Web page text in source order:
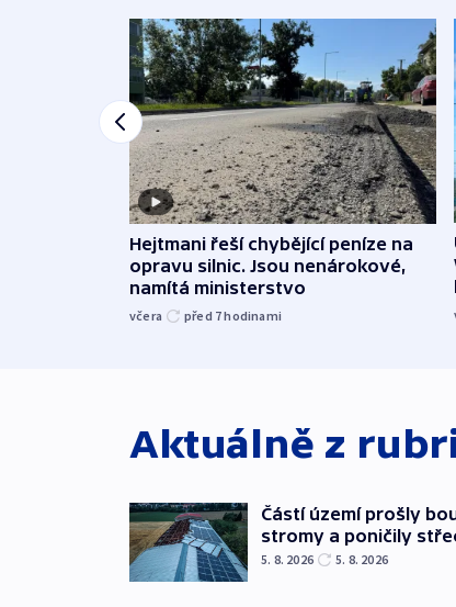
Hejtmani řeší chybějící peníze na
opravu silnic. Jsou nenárokové,
namítá ministerstvo
včera před 7hodinami
Aktuálně z
Částí území prošly
stromy a poničily
5. 8. 2026 5. 8. 2026